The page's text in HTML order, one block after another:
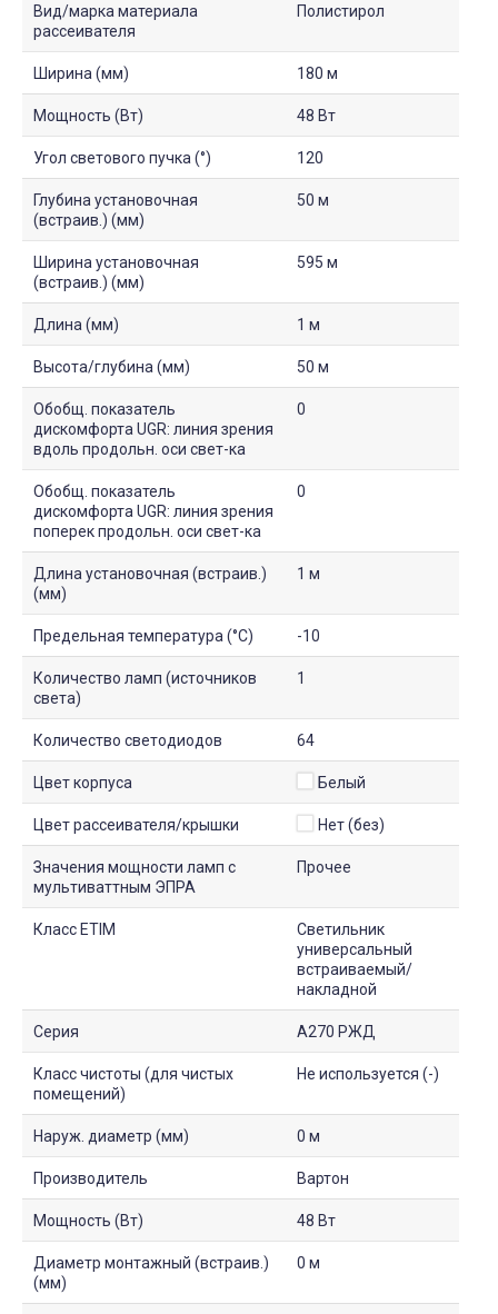
Вид/марка материала
рассеивателя
Полистирол
Ширина (мм) 180 м
Мощность (Вт) 48 Вт
Угол светового пучка (°) 120
Глубина установочная
(встраив.) (мм)
50 м
Ширина установочная
(встраив.) (мм)
595 м
Длина (мм) 1 м
Высота/глубина (мм) 50 м
Обобщ. показатель
дискомфорта UGR: линия зрения
вдоль продольн. оси свет-ка
0
Обобщ. показатель
дискомфорта UGR: линия зрения
поперек продольн. оси свет-ка
0
Длина установочная (встраив.)
(мм)
1 м
Предельная температура (°C) -10
Количество ламп (источников
света)
1
Количество светодиодов 64
Цвет корпуса Белый
Цвет рассеивателя/крышки Нет (без)
Значения мощности ламп с
мультиваттным ЭПРА
Прочее
Класс ETIM
Светильник
универсальный
встраиваемый/
накладной
Серия A270 РЖД
Класс чистоты (для чистых
помещений)
Не используется (-)
Наруж. диаметр (мм) 0 м
Производитель Вартон
Мощность (Вт) 48 Вт
Диаметр монтажный (встраив.)
(мм)
0 м